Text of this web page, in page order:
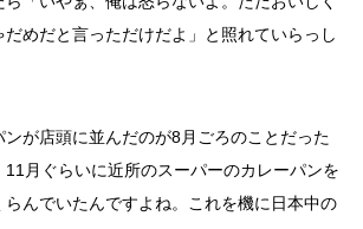
めだと言っただけだよ」と照れていらっし
ンが店頭に並んだのが8月ごろのことだった
月ぐらいに近所のスーパーのカレーパンを
んでいたんですよね。これを機に日本中の